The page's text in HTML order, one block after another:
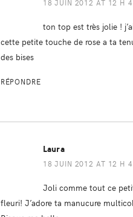
18 JUIN 2012 AT 12 H
ton top est très jolie !
cette petite touche de rose a ta
des bises
RÉPONDRE
Laura
18 JUIN 2012 AT 12 H
Joli comme tout ce
fleuri! J’adore ta manucure